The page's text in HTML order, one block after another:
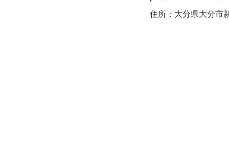
住所：大分県大分市